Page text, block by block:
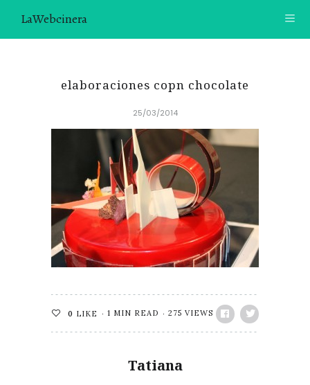
LaWebcinera
CONTACTO
¿TE GUSTARÍA UNIRTE A NUESTRA AVENTURA GASTRON
ÚNETE A LA NEWSLETTER
RECOMENDACIONES
elaboraciones copn chocolate
25/03/2014
0 LIKE 1 MIN READ 275 VIEWS
Tatiana